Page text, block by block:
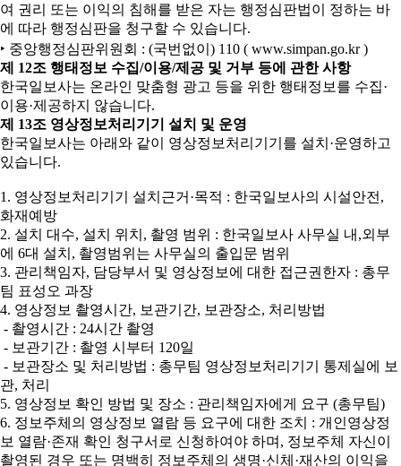
여 권리 또는 이익의 침해를 받은 자는 행정심판법이 정하는 바
에 따라 행정심판을 청구할 수 있습니다.
‣ 중앙행정심판위원회 : (국번없이) 110 ( www.simpan.go.kr )
제 12조 행태정보 수집/이용/제공 및 거부 등에 관한 사항
한국일보사는 온라인 맞춤형 광고 등을 위한 행태정보를 수집·
이용·제공하지 않습니다.
제 13조 영상정보처리기기 설치 및 운영
한국일보사는 아래와 같이 영상정보처리기기를 설치·운영하고
있습니다.
1. 영상정보처리기기 설치근거·목적 : 한국일보사의 시설안전,
화재예방
2. 설치 대수, 설치 위치, 촬영 범위 : 한국일보사 사무실 내,외부
에 6대 설치, 촬영범위는 사무실의 출입문 범위
3. 관리책임자, 담당부서 및 영상정보에 대한 접근권한자 : 총무
팀 표성오 과장
4. 영상정보 촬영시간, 보관기간, 보관장소, 처리방법
- 촬영시간 : 24시간 촬영
- 보관기간 : 촬영 시부터 120일
- 보관장소 및 처리방법 : 총무팀 영상정보처리기기 통제실에 보
관, 처리
5. 영상정보 확인 방법 및 장소 : 관리책임자에게 요구 (총무팀)
6. 정보주체의 영상정보 열람 등 요구에 대한 조치 : 개인영상정
보 열람·존재 확인 청구서로 신청하여야 하며, 정보주체 자신이
촬영된 경우 또는 명백히 정보주체의 생명·신체·재산의 이익을